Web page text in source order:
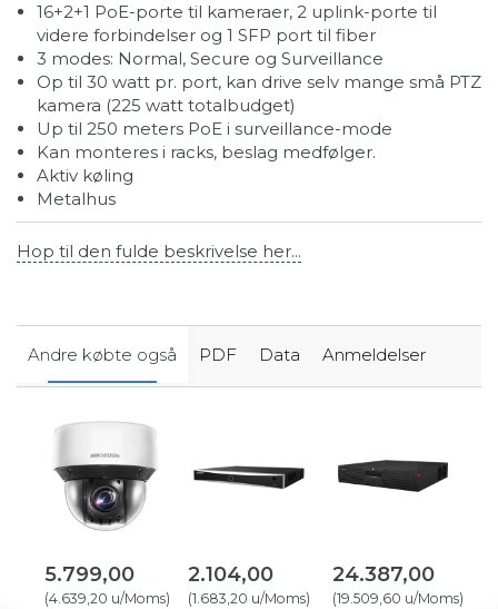
16+2+1 PoE-porte til kameraer, 2 uplink-porte til
videre forbindelser og 1 SFP port til fiber
3 modes: Normal, Secure og Surveillance
op til 30 watt pr. port, kan drive selv mange små PTZ
kamera (225 watt totalbudget)
up til 250 meters PoE i surveillance-mode
kan monteres i racks, beslag medfølger.
aktiv køling
metalhus
Hop til den fulde beskrivelse her...
Andre købte også PDF Data Anmeldelser
5.799,00
(4.639,20 u/Moms)
2.104,00
(1.683,20 u/Moms)
24.387,00
(19.509,60 u/Moms)